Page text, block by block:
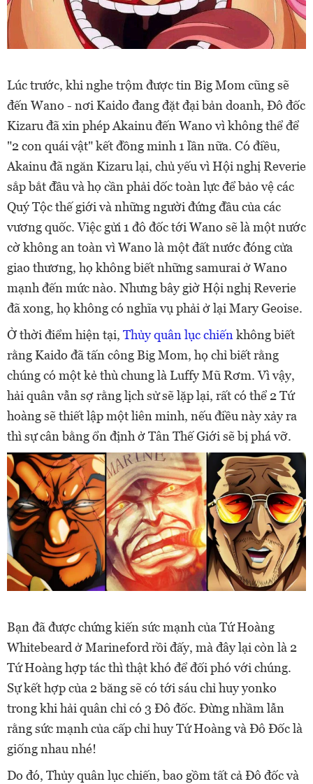
Lúc trước, khi nghe trộm được tin Big Mom cũng sẽ
đến Wano - nơi Kaido đang đặt đại bản doanh, Đô đốc
Kizaru đã xin phép Akainu đến Wano vì không thể để
"2 con quái vật" kết đồng minh 1 lần nữa. Có điều,
Akainu đã ngăn Kizaru lại, chủ yếu vì Hội nghị Reverie
sắp bắt đầu và họ cần phải dốc toàn lực để bảo vệ các
Quý Tộc thế giới và những người đứng đầu của các
vương quốc. Việc gửi 1 đô đốc tới Wano sẽ là một nước
cờ không an toàn vì Wano là một đất nước đóng cửa
giao thương, họ không biết những samurai ở Wano
mạnh đến mức nào. Nhưng bây giờ Hội nghị Reverie
đã xong, họ không có nghĩa vụ phải ở lại Mary Geoise.
Ở thời điểm hiện tại, Thủy quân lục chiếnkhông biết
rằng Kaido đã tấn công Big Mom, họ chỉ biết rằng
chúng có một kẻ thù chung là Luffy Mũ Rơm. Vì vậy,
hải quân vẫn sợ rằng lịch sử sẽ lặp lại, rất có thể 2 Tứ
hoàng sẽ thiết lập một liên minh, nếu điều này xảy ra
thì sự cân bằng ổn định ở Tân Thế Giới sẽ bị phá vỡ.
Bạn đã được chứng kiến sức mạnh của Tứ Hoàng
Whitebeard ở Marineford rồi đấy, mà đây lại còn là 2
Tứ Hoàng hợp tác thì thật khó để đối phó với chúng.
Sự kết hợp của 2 băng sẽ có tới sáu chỉ huy yonko
trong khi hải quân chỉ có 3 Đô đốc. Đừng nhầm lẫn
rằng sức mạnh của cấp chỉ huy Tứ Hoàng và Đô Đốc là
giống nhau nhé!
Do đó, Thủy quân lục chiến, bao gồm tất cả Đô đốc và